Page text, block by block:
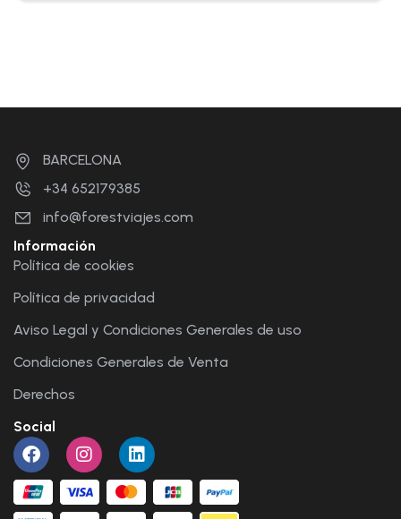
BARCELONA
+34 652179385
info@forestviajes.com
Información
Política de cookies
Política de privacidad
Aviso Legal y Condiciones Generales de uso
Condiciones Generales de Venta
Derechos
Social